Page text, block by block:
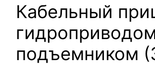
Кабельный
подъемником